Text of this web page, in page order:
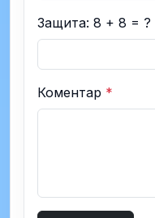
Защита: 8 + 8 = ?
Коментар *